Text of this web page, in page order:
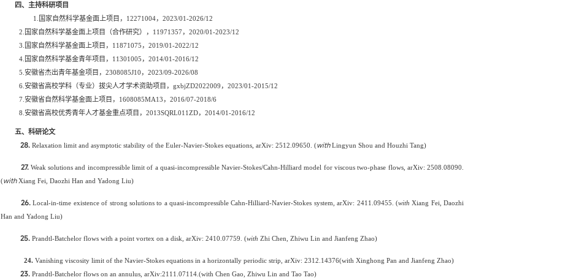
四、主持科研项目
1 国家自然科学基金面上项目 ， 12271004， 2023/01-2026/12
2 国家自然科学基金面上项目（合作研究） ， 11971357，2020/01-2023/12
3 国家自然科学基金面上项目 ， 11871075 ，2019/01-2022/12
4 国家自然科学基金青年项目 ， 11301005 ，2014/01-2016/12
5.安徽省杰出青年基金项 目，2308085J10 ，2023/09-2026/08
6.安徽省高校学科（专业）拔尖人才学术资助项目 ，gxbjZD2022009 ，2023/01-2015/12
7.安徽省自然科学基金面上项目 ， 1608085MA13 ，2016/07-2018/6
8 .安徽省高校优秀青年人才基金重点项目 ，2013SQRL011ZD，2014/01-2016/12
五、科研论文
28. Relaxation limit and asymptotic stability of the Euler-Navier-Stokes equations, arXiv: 2512.09650. (withLingyun Shou and Houzhi Tang)
27. Weak solutions and incompressible limit of a quasi-incompressible Navier-Stokes/Cahn-Hilliard model for viscous two-phase flows, arXiv: 2508.08090.
(withXiang Fei, Daozhi Han and Yadong Liu)
26.Local-in-time existence of strong solutions to a quasi-incompressible Cahn-Hilliard-Navier-Stokes system, arXiv: 2411.09455. (with Xiang Fei, Daozhi
Han and Yadong Liu)
25. Prandtl-Batchelor flows with a point vortex on a disk, arXiv: 2410.07759. (with Zhi Chen, Zhiwu Lin and Jianfeng Zhao)
24. Vanishing viscosity limit of the Navier-Stokes equations in a horizontally periodic strip, arXiv: 2312.14376(with Xinghong Pan and Jianfeng Zhao)
23.Prandtl-Batchelor flows on an annulus, arXiv:2111.07114.(with Chen Gao, Zhiwu Lin and Tao Tao)